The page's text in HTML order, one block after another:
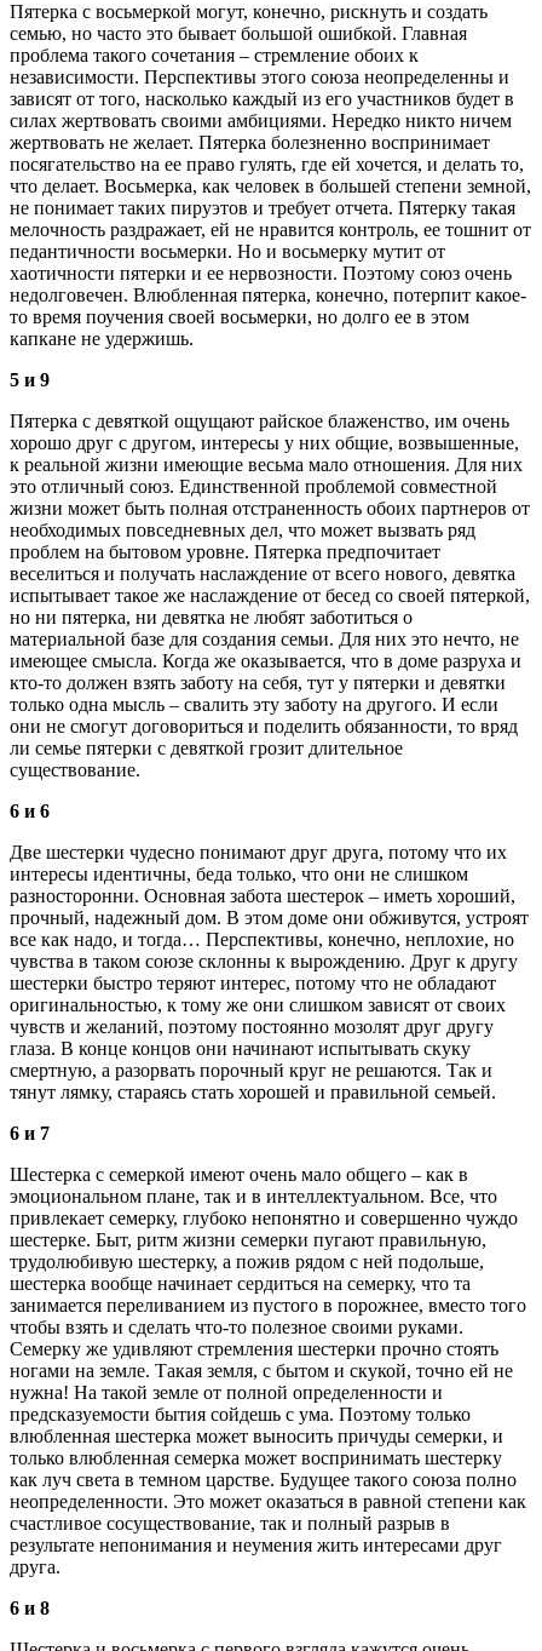
Пятерка с восьмеркой могут, конечно, рискнуть и создать
семью, но часто это бывает большой ошибкой. Главная
проблема такого сочетания – стремление обоих к
независимости. Перспективы этого союза неопределенны и
зависят от того, насколько каждый из его участников будет в
силах жертвовать своими амбициями. Нередко никто ничем
жертвовать не желает. Пятерка болезненно воспринимает
посягательство на ее право гулять, где ей хочется, и делать то,
что делает. Восьмерка, как человек в большей степени земной,
не понимает таких пируэтов и требует отчета. Пятерку такая
мелочность раздражает, ей не нравится контроль, ее тошнит от
педантичности восьмерки. Но и восьмерку мутит от
хаотичности пятерки и ее нервозности. Поэтому союз очень
недолговечен. Влюбленная пятерка, конечно, потерпит какое-
то время поучения своей восьмерки, но долго ее в этом
капкане не удержишь.
5 и 9
Пятерка с девяткой ощущают райское блаженство, им очень
хорошо друг с другом, интересы у них общие, возвышенные,
к реальной жизни имеющие весьма мало отношения. Для них
это отличный союз. Единственной проблемой совместной
жизни может быть полная отстраненность обоих партнеров от
необходимых повседневных дел, что может вызвать ряд
проблем на бытовом уровне. Пятерка предпочитает
веселиться и получать наслаждение от всего нового, девятка
испытывает такое же наслаждение от бесед со своей пятеркой,
но ни пятерка, ни девятка не любят заботиться о
материальной базе для создания семьи. Для них это нечто, не
имеющее смысла. Когда же оказывается, что в доме разруха и
кто-то должен взять заботу на себя, тут у пятерки и девятки
только одна мысль – свалить эту заботу на другого. И если
они не смогут договориться и поделить обязанности, то вряд
ли семье пятерки с девяткой грозит длительное
существование.
6 и 6
Две шестерки чудесно понимают друг друга, потому что их
интересы идентичны, беда только, что они не слишком
разносторонни. Основная забота шестерок – иметь хороший,
прочный, надежный дом. В этом доме они обживутся, устроят
все как надо, и тогда… Перспективы, конечно, неплохие, но
чувства в таком союзе склонны к вырождению. Друг к другу
шестерки быстро теряют интерес, потому что не обладают
оригинальностью, к тому же они слишком зависят от своих
чувств и желаний, поэтому постоянно мозолят друг другу
глаза. В конце концов они начинают испытывать скуку
смертную, а разорвать порочный круг не решаются. Так и
тянут лямку, стараясь стать хорошей и правильной семьей.
6 и 7
Шестерка с семеркой имеют очень мало общего – как в
эмоциональном плане, так и в интеллектуальном. Все, что
привлекает семерку, глубоко непонятно и совершенно чуждо
шестерке. Быт, ритм жизни семерки пугают правильную,
трудолюбивую шестерку, а пожив рядом с ней подольше,
шестерка вообще начинает сердиться на семерку, что та
занимается переливанием из пустого в порожнее, вместо того
чтобы взять и сделать что-то полезное своими руками.
Семерку же удивляют стремления шестерки прочно стоять
ногами на земле. Такая земля, с бытом и скукой, точно ей не
нужна! На такой земле от полной определенности и
предсказуемости бытия сойдешь с ума. Поэтому только
влюбленная шестерка может выносить причуды семерки, и
только влюбленная семерка может воспринимать шестерку
как луч света в темном царстве. Будущее такого союза полно
неопределенности. Это может оказаться в равной степени как
счастливое сосуществование, так и полный разрыв в
результате непонимания и неумения жить интересами друг
друга.
6 и 8